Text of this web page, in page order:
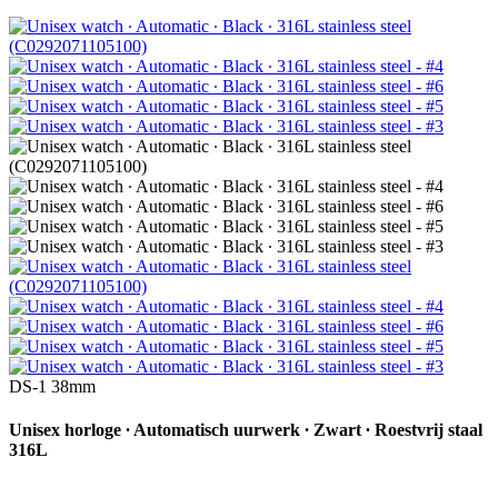
DS-1 38mm
Unisex horloge ∙ Automatisch uurwerk ∙ Zwart ∙ Roestvrij staal
316L